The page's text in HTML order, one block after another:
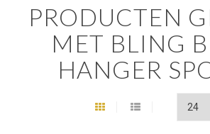
PRODUCTEN
MET BLING
HANGER